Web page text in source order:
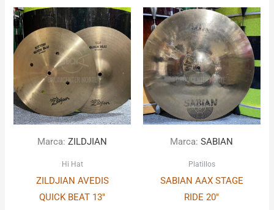
Marca:ZILDJIAN
Hi Hat
ZILDJIAN AVEDIS
QUICK BEAT 13″
Marca:SABIAN
Platillos
SABIAN AAX STAGE
RIDE 20″